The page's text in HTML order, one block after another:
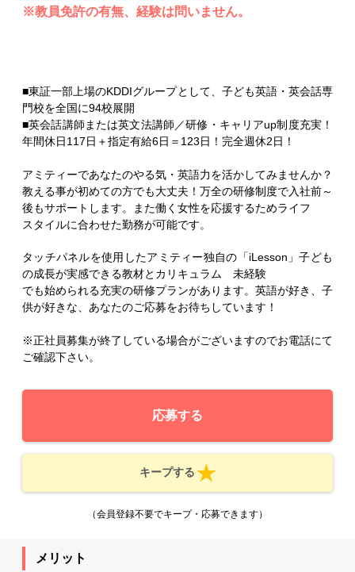
※教員免許の有無、経験は問いません。
■東証一部上場のKDDIグループとして、子ども英語・英会話専
門校を全国に94校展開
■英会話講師または英文法講師／研修・キャリアup制度充実！
年間休日117日＋指定有給6日＝123日！完全週休2日！
アミティーであなたのやる気・英語力を活かしてみませんか？
教える事が初めての方でも大丈夫！万全の研修制度で入社前～
後もサポートします。また働く女性を応援するためライフ
スタイルに合わせた勤務が可能です。
タッチパネルを使用したアミティー独自の「iLesson」子ども
の成長が実感できる教材とカリキュラム 未経験
でも始められる充実の研修プランがあります。英語が好き、子
供が好きな、あなたのご応募をお待ちしています！
※正社員募集が終了している場合がございますのでお電話にて
ご確認下さい。
応募する
キープする
（会員登録不要でキープ・応募できます）
メリット